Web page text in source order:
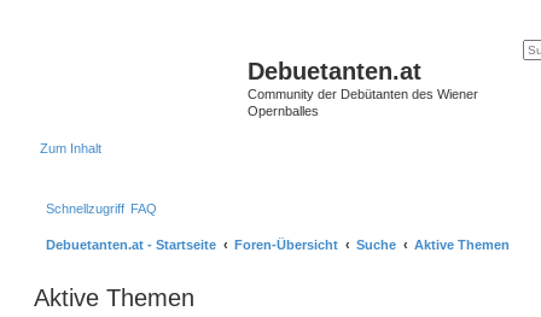
Debuetanten.at
Community der Debütanten des Wiener
Opernballes
Zum Inhalt
Schnellzugriff FAQ
Debuetanten.at - Startseite Foren-Übersicht Suche Aktive Themen
Aktive Themen